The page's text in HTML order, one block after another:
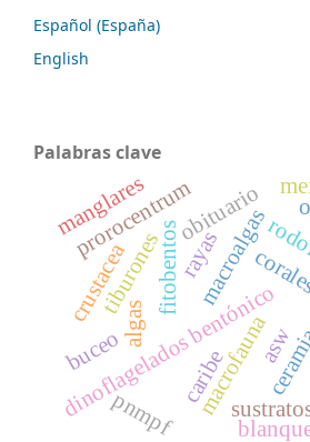
Español (España)
English
Palabras clave
caribe
macroalgas
fitobentos
obituario
dinoflagelados bentónico
prorocentrum
algas
pnmpf
tiburones rayas
asw
buceo macrofauna
manglares
crustacea